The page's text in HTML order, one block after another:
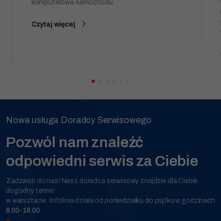
komputerowa samochodu.
Czytaj więcej
Nowa usługa Doradcy Serwisowego
Pozwól nam znaleźć
odpowiedni serwis za Ciebie
Zadzwoń do nas! Nasz doradca serwisowy znajdzie dla Ciebie
dogodny termin
w warsztacie. Infolinia działa od poniedziałku do piątku w godzinach
8.00-16.00.